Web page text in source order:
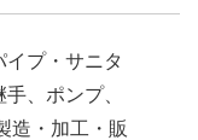
イプ・サニタ
、ポンプ、
造・加工・販